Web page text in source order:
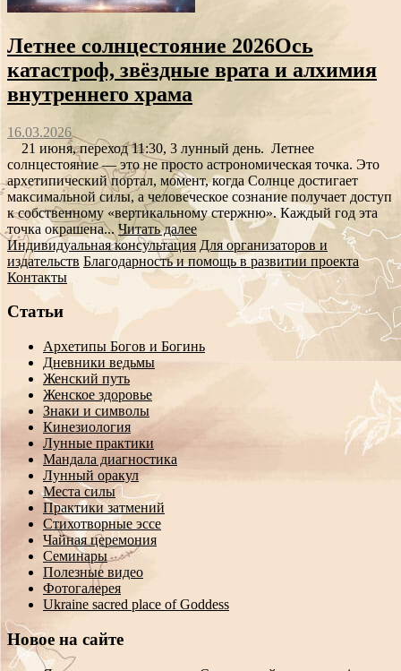
Летнее солнцестояние 2026Ось
катастроф, звёздные врата и алхимия
внутреннего храма
16.03.2026
21 июня, переход 11:30, 3 лунный день. Летнее
солнцестояние — это не просто астрономическая точка. Это
архетипический портал, момент, когда Солнце достигает
максимальной силы, а человеческое сознание получает доступ
к собственному «вертикальному стержню». Каждый год эта
точка окрашена... Читать далее
Индивидуальная консультация Для организаторов и
издательств Благодарность и помощь в развитии проекта
Контакты
Статьи
Архетипы Богов и Богинь
Дневники ведьмы
Женский путь
Женское здоровье
Знаки и символы
Кинезиология
Лунные практики
Мандала диагностика
Лунный оракул
Места силы
Практики затмений
Стихотворные эссе
Чайная церемония
Семинары
Полезные видео
Фотогалерея
Ukraine sacred place of Goddess
Новое на сайте